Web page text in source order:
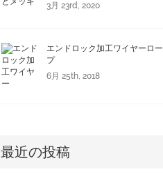
3月 23rd, 2020
エンドロック加工ワイヤーロー
プ
6月 25th, 2018
最近の投稿